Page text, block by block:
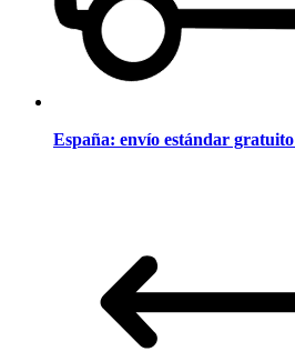
España: envío estándar gratuito